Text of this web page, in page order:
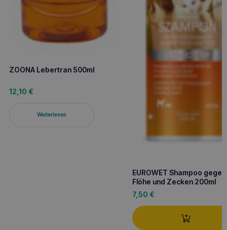
ZOONA Lebertran 500ml
12,10 €
Weiterlesen
EUROWET Shampoo gegen
Flöhe und Zecken 200ml
7,50 €